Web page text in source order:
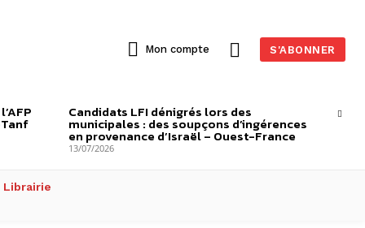
Mon compte S'ABONNER
Candidats LFI dénigrés lors des
municipales : des soupçons d’ingérences
en provenance d’Israël – Ouest-France
13/07/2026
Librairie